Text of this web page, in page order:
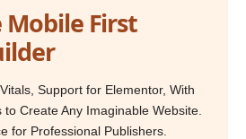
First
Support for Elementor, With
to Create Any Imaginable Website.
for Professional Publishers.